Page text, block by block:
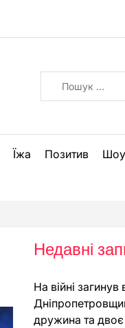
Їжа Позитив
Недавні
На війні загинув
дружина та двоє